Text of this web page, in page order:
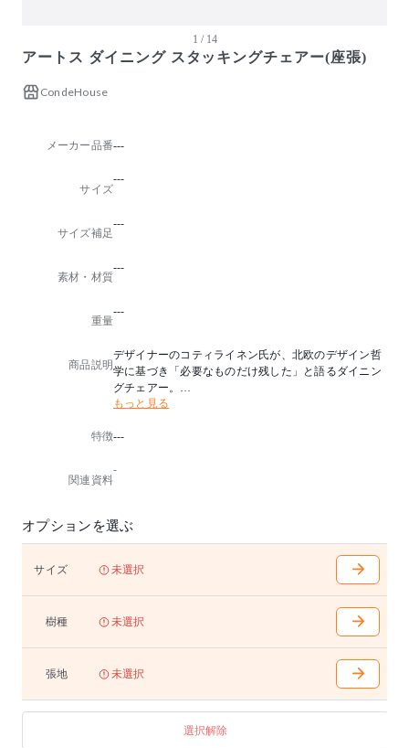
1 / 14
アートス ダイニング スタッキングチェアー(座張)
CondeHouse
メーカー品番---
サイズ
---
サイズ補足
---
素材・材質
---
重量
---
商品説明
デザイナーのコティライネン氏が、北欧のデザイン哲
学に基づき「必要なものだけ残した」と語るダイニン
グチェアー。
グにふさわしく、軽さと強度、木のぬくもりと機能性
ホームユースのほかオフィスやカフェ、公共施設でも
もっと見る
特徴---
関連資料
-
オプションを選ぶ
サイズ 未選択
樹種 未選択
張地 未選択
選択解除